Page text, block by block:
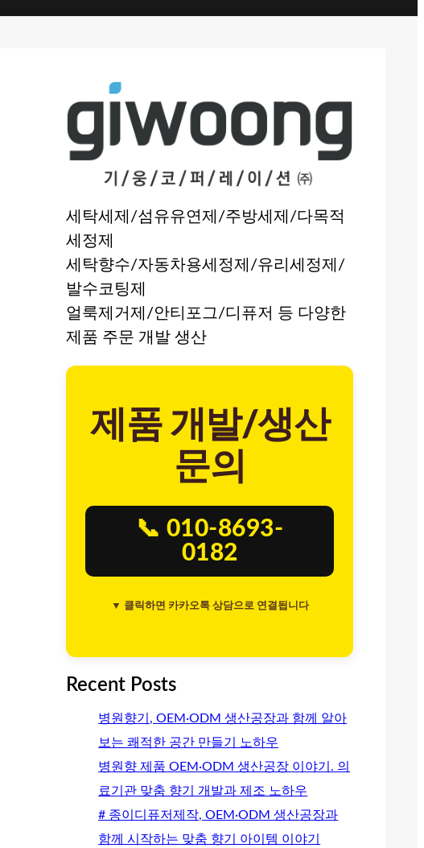
세탁세제/섬유유연제/주방세제/다목적
세정제
세탁향수/자동차용세정제/유리세정제/
발수코팅제
얼룩제거제/안티포그/디퓨저 등 다양한
제품 주문 개발 생산
제품 개발/생산
문의
📞 010-8693-
0182
▼ 클릭하면 카카오톡 상담으로 연결됩니다
Recent Posts
병원향기, OEM·ODM 생산공장과 함께 알아
보는 쾌적한 공간 만들기 노하우
병원향 제품 OEM·ODM 생산공장 이야기. 의
료기관 맞춤 향기 개발과 제조 노하우
# 종이디퓨저제작, OEM·ODM 생산공장과
함께 시작하는 맞춤 향기 아이템 이야기